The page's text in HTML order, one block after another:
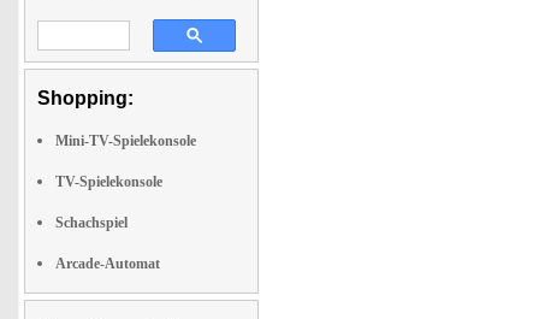
Shopping:
Mini-TV-Spielekonsole
TV-Spielekonsole
Schachspiel
Arcade-Automat